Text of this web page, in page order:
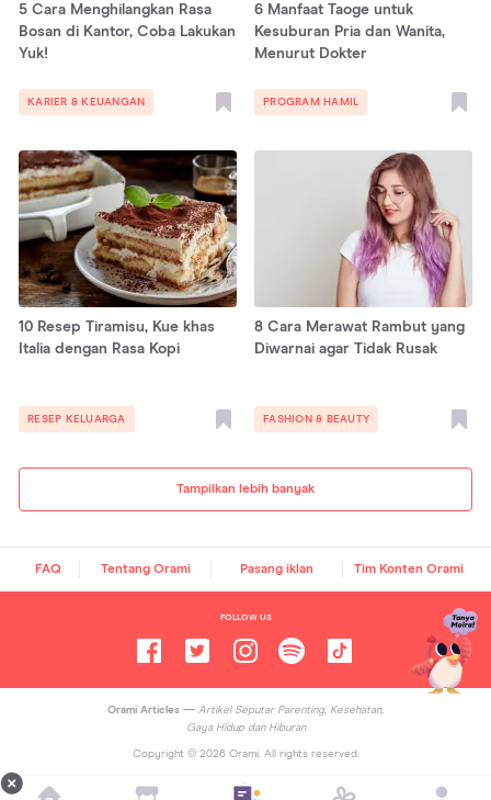
Tampilkan lebih banyak
5 Cara Menghilangkan Rasa
Bosan di Kantor, Coba Lakukan
Yuk!
KARIER & KEUANGAN
6 Manfaat Taoge untuk
Kesuburan Pria dan Wanita,
Menurut Dokter
PROGRAM HAMIL
10 Resep Tiramisu, Kue khas
Italia dengan Rasa Kopi
RESEP KELUARGA
8 Cara Merawat Rambut yang
Diwarnai agar Tidak Rusak
FASHION & BEAUTY
FAQ Tentang Orami Pasang iklan Tim Konten Orami
FOLLOW US
Orami Articles — Artikel Seputar Parenting, Kesehatan,
Gaya Hidup dan Hiburan
Copyright © 2026Orami. All rights reserved.